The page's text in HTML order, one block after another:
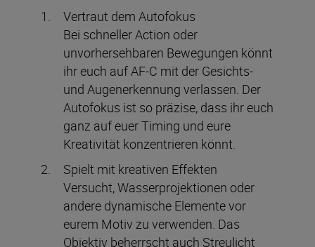
Vertraut dem Autofokus
Bei schneller Action oder
unvorhersehbaren Bewegungen könnt
ihr euch auf AF-C mit der Gesichts-
und Augenerkennung verlassen. Der
Autofokus ist so präzise, dass ihr euch
ganz auf euer Timing und eure
Kreativität konzentrieren könnt.
Spielt mit kreativen Effekten
Versucht, Wasserprojektionen oder
andere dynamische Elemente vor
eurem Motiv zu verwenden. Das
Objektiv beherrscht auch Streulicht